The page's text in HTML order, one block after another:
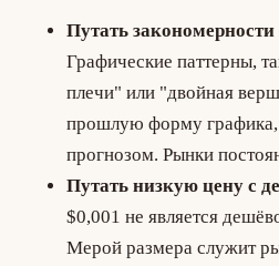
Путать
Графические паттерны,
плечи" или "двойная
прошлую форму
прогнозом. Рынки
Путать низкую цену с
$0,001 не является
Мерой размера служит